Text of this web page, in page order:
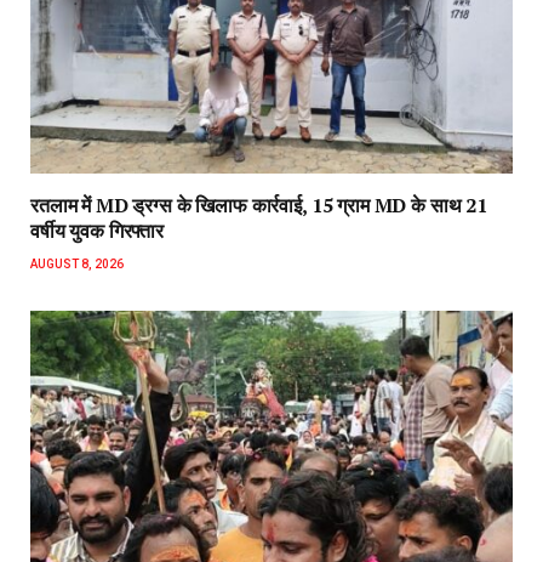
रतलाम में MD ड्रग्स के खिलाफ कार्रवाई, 15 ग्राम MD के साथ 21
वर्षीय युवक गिरफ्तार
AUGUST 8, 2026